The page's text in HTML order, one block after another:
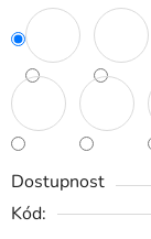
Dostupnost
Kód: